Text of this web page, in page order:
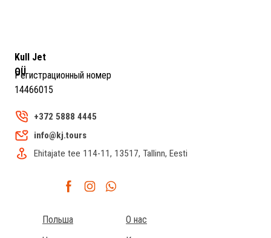
Kull Jet
OÜ
Регистрационный номер
14466015
+372 5888 4445
info@kj.tours
Ehitajate tee 114-11, 13517, Tallinn, Eesti
Польша
О нас